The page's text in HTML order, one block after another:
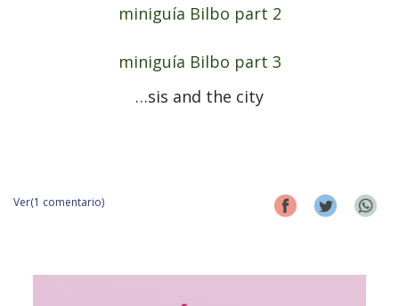
miniguía Bilbo part 2
miniguía Bilbo part 3
…sis and the city
Ver(1 comentario)